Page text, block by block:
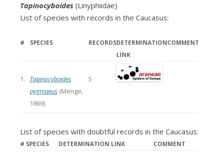
Tapinocyboides (Linyphiidae)
List of species with records in the Caucasus:
# SPECIES RECORDSDETERMINATION
LINK
COMMENT
1.
Tapinocyboides
pygmaeus (Menge,
1869)
5
List of species with doubtful records in the Caucasus:
# SPECIES DETERMINATION LINK COMMENT